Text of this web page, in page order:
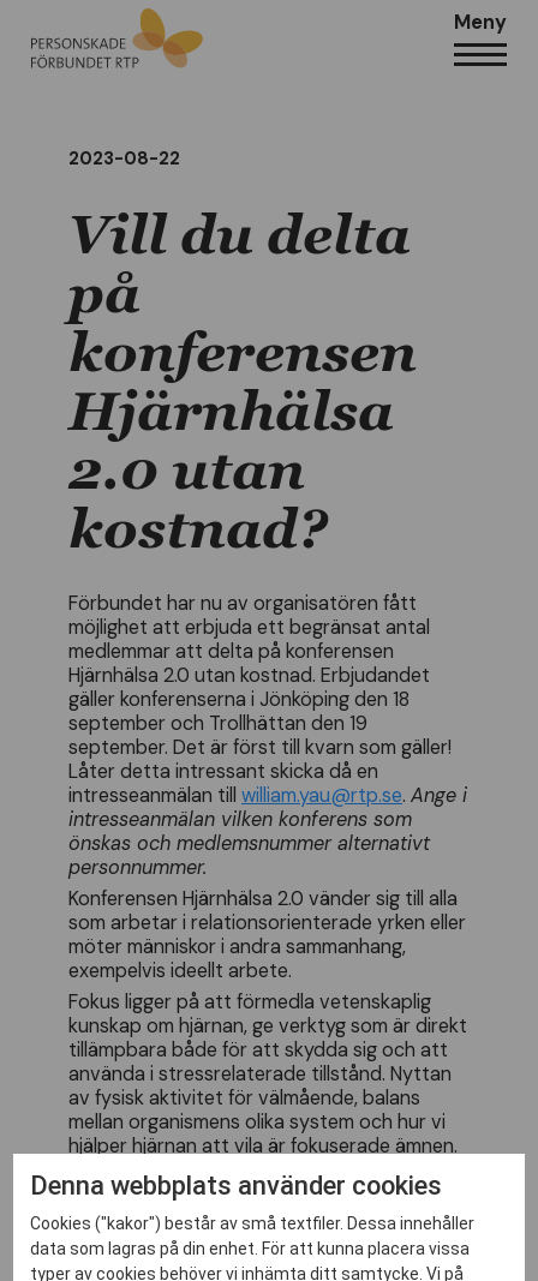
Meny
2023-08-22
Vill du delta
på
konferensen
Hjärnhälsa
2.0 utan
kostnad?
Förbundet har nu av organisatören fått
möjlighet att erbjuda ett begränsat antal
medlemmar att delta på konferensen
Hjärnhälsa 2.0 utan kostnad. Erbjudandet
gäller konferenserna i Jönköping den 18
september och Trollhättan den 19
september. Det är först till kvarn som gäller!
Låter detta intressant skicka då en
intresseanmälan tillwilliam.yau@rtp.se.Ange i
intresseanmälan vilken konferens som
önskas och medlemsnummer alternativt
personnummer.
Konferensen Hjärnhälsa 2.0 vänder sig till alla
som arbetar i relationsorienterade yrken eller
möter människor i andra sammanhang,
exempelvis ideellt arbete.
Fokus ligger på att förmedla vetenskaplig
kunskap om hjärnan, ge verktyg som är direkt
tillämpbara både för att skydda sig och att
använda i stressrelaterade tillstånd. Nyttan
av fysisk aktivitet för välmående, balans
mellan organismens olika system och hur vi
hjälper hjärnan att vila är fokuserade ämnen.
Konferensen kommer också att ta upp
Covid-19 kopplat till hjärnan utifrån ett
neuropsykologiskt, fysiskt samt mentalt
perspektiv.
Som tidigare år är Personskadeförbundet
Denna webbplats använder cookies
Cookies ("kakor") består av små textfiler. Dessa innehåller
data som lagras på din enhet. För att kunna placera vissa
typer av cookies behöver vi inhämta ditt samtycke. Vi på